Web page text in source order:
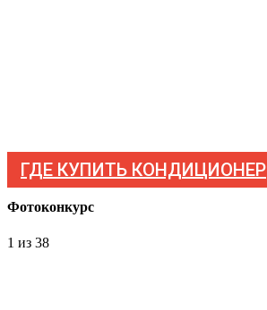
ГДЕ КУПИТЬ КОНДИЦИОНЕР
Фотоконкурс
1 из 38